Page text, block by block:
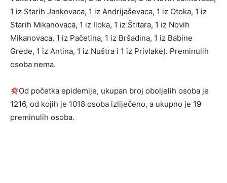
1 iz Starih Jankovaca, 1 iz Andrijaševaca, 1 iz Otoka, 1 iz
Starih Mikanovaca, 1 iz Iloka, 1 iz Štitara, 1 iz Novih
Mikanovaca, 1 iz Pačetina, 1 iz Bršadina, 1 iz Babine
Grede, 1 iz Antina, 1 iz Nuštra i 1 iz Privlake). Preminulih
osoba nema.
Od početka epidemije, ukupan broj oboljelih osoba je
1216, od kojih je 1018 osoba izliječeno, a ukupno je 19
preminulih osoba.